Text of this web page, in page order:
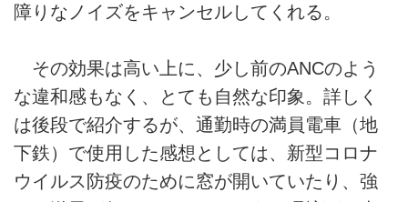
障りなノイズをキャンセルしてくれる。
その効果は高い上に、少し前のANCのよう
な違和感もなく、とても自然な印象。詳しく
は後段で紹介するが、通勤時の満員電車（地
下鉄）で使用した感想としては、新型コロナ
ウイルス防疫のために窓が開いていたり、強